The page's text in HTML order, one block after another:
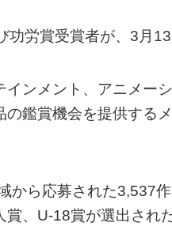
労賞受賞者が、3月13
ンメント、アニメー
鑑賞機会を提供する
から応募された3,537
、U-18賞が選出され